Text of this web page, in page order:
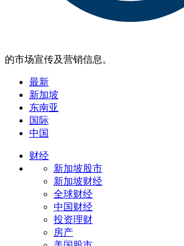
的市场宣传及营销信息。
最新
新加坡
东南亚
国际
中国
财经
新加坡股市
新加坡财经
全球财经
中国财经
投资理财
房产